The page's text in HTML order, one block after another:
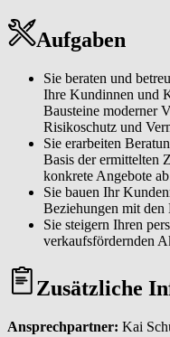
Aufgaben
Sie beraten und
Ihre Kundinnen und
Bausteine moderner
Risikoschutz und
Sie erarbeiten
Basis der ermittelten
konkrete Angebote
Sie bauen Ihr
Beziehungen mit
Sie steigern Ihren
verkaufsfördernden
Zusätzliche
Ansprechpartner: Kai